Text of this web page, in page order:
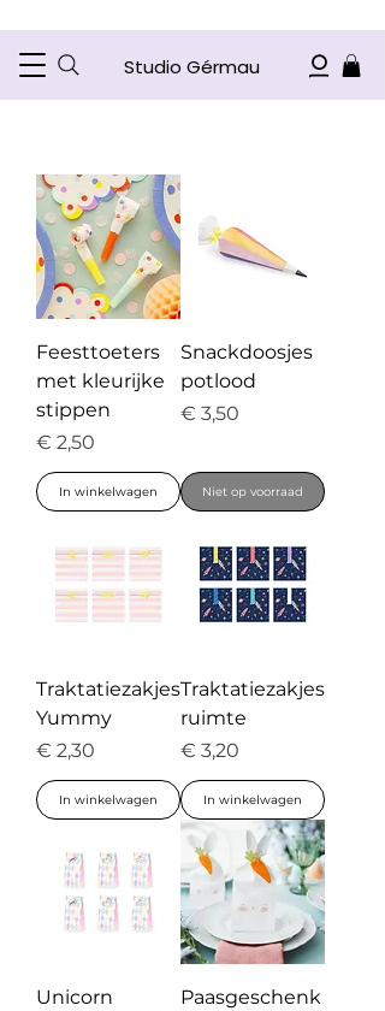
Studio Gérmau
Feesttoeters
met kleurijke
stippen
Prijs
€ 2,50
In winkelwagen
Snackdoosjes
potlood
Prijs
€ 3,50
Niet op voorraad
Traktatiezakjes
Yummy
Prijs
€ 2,30
In winkelwagen
Traktatiezakjes
ruimte
Prijs
€ 3,20
In winkelwagen
Unicorn
Paasgeschenk